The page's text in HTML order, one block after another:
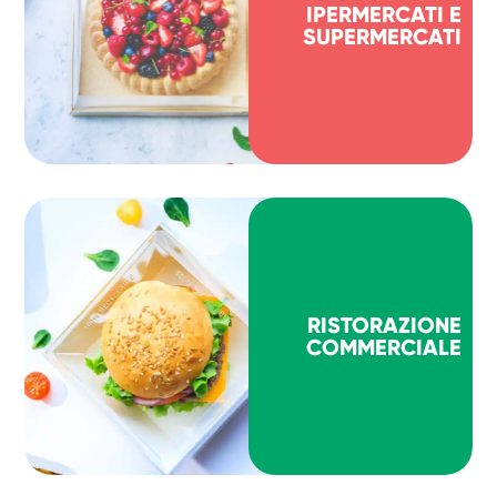
IPERMERCATI E
SUPERMERCATI
RISTORAZIONE
COMMERCIALE